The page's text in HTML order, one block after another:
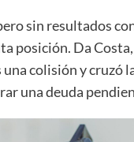
sin resultados
posición. Da
colisión y cruzó
una deuda